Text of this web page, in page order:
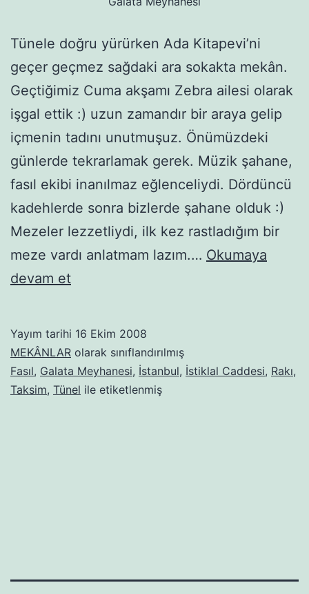
Tünele doğru yürürken Ada Kitapevi’ni
geçer geçmez sağdaki ara sokakta mekân.
Geçtiğimiz Cuma akşamı Zebra ailesi olarak
işgal ettik :) uzun zamandır bir araya gelip
içmenin tadını unutmuşuz. Önümüzdeki
günlerde tekrarlamak gerek. Müzik şahane,
fasıl ekibi inanılmaz eğlenceliydi. Dördüncü
kadehlerde sonra bizlerde şahane olduk :)
Mezeler lezzetliydi, ilk kez rastladığım bir
meze vardı anlatmam lazım.… Okumaya
devam etGALATA
Yayım tarihi 16 Ekim 2008
MEKÂNLAR olarak sınıflandırılmış
Fasıl, Galata Meyhanesi, İstanbul, İstiklal Caddesi, Rakı,
Taksim, Tünel ile etiketlenmiş